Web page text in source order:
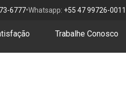
6777•Whatsapp: +55 47 99726-0011
Trabalhe Conosco